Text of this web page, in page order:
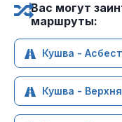
Вас могут
маршруты:
Кушва - Асбест
Кушва -